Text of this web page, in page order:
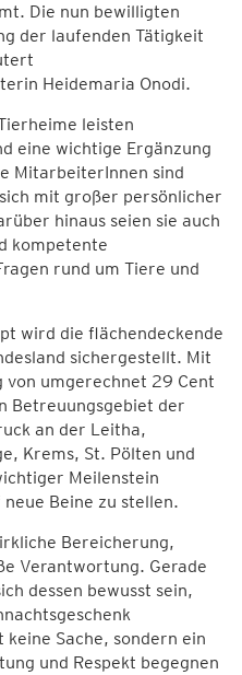
Die nun bewilligten
der laufenden Tätigkeit
Heidemaria Onodi.
leisten
eine wichtige Ergänzung
MitarbeiterInnen sind
mit großer persönlicher
hinaus seien sie auch
kompetente
rund um Tiere und
wird die flächendeckende
sichergestellt. Mit
von umgerechnet 29 Cent
Betreuungsgebiet der
an der Leitha,
Krems, St. Pölten und
Meilenstein
Beine zu stellen.
Bereicherung,
Verantwortung. Gerade
dessen bewusst sein,
Sache, sondern ein
und Respekt begegnen